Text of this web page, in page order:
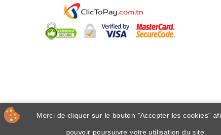
Merci de cliquer sur le bouton "Accepter les cookies"
pouvoir poursuivre votre utilisation du site.